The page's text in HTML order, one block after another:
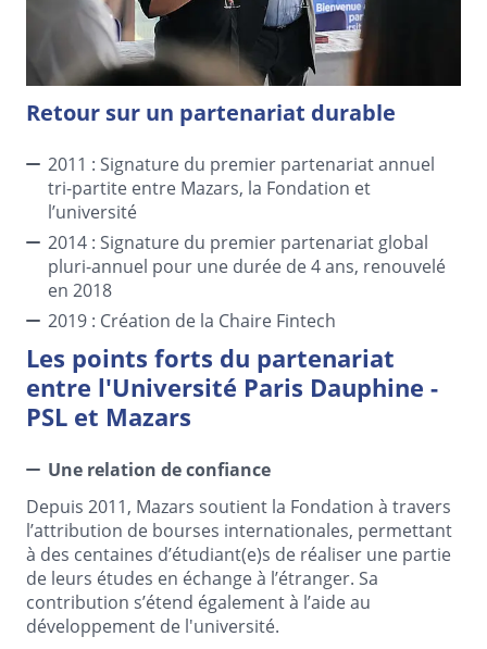
Retour sur un partenariat durable
2011 : Signature du premier partenariat annuel
tri-partite entre Mazars, la Fondation et
l’université
2014 : Signature du premier partenariat global
pluri-annuel pour une durée de 4 ans, renouvelé
en 2018
2019 : Création de la Chaire Fintech
Les points forts du partenariat
entre l'Université Paris Dauphine -
PSL et Mazars
Une relation de confiance
Depuis 2011, Mazars soutient la Fondation à travers
l’attribution de bourses internationales, permettant
à des centaines d’étudiant(e)s de réaliser une partie
de leurs études en échange à l’étranger. Sa
contribution s’étend également à l’aide au
développement de l'université.